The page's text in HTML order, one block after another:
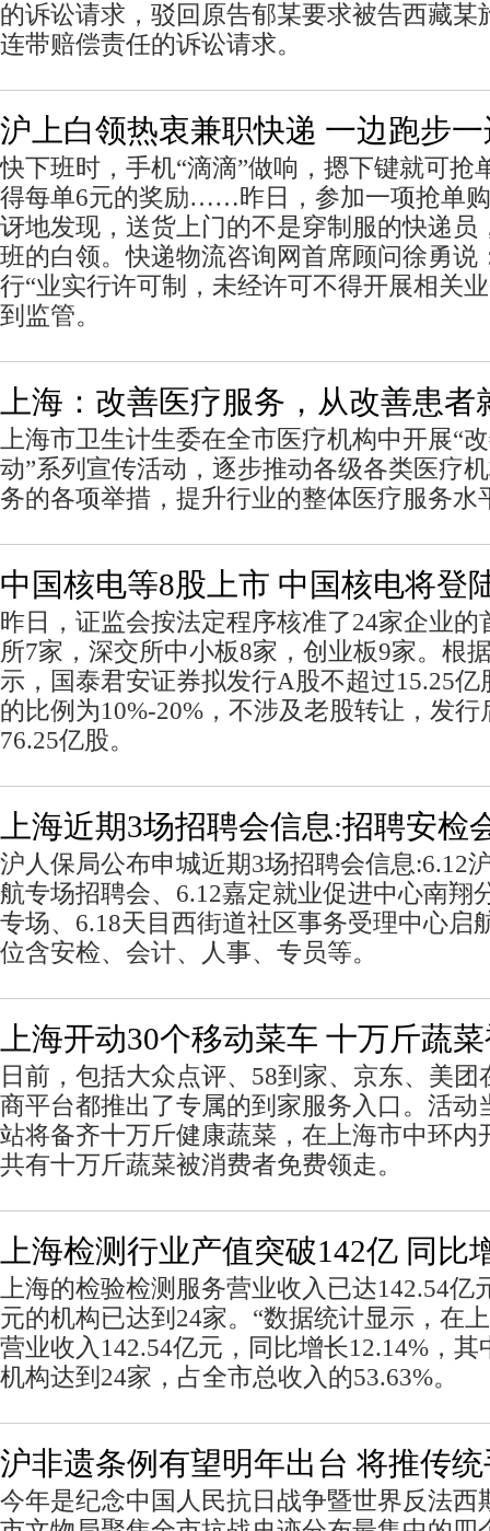
的诉讼请求，驳回原告郁某要求被告西藏某
连带赔偿责任的诉讼请求。
沪上白领热衷兼职快递 一边跑步
快下班时，手机“滴滴”做响，摁下键就可抢
得每单6元的奖励……昨日，参加一项抢单
讶地发现，送货上门的不是穿制服的快递员
班的白领。快递物流咨询网首席顾问徐勇说
行“业实行许可制，未经许可不得开展相关
到监管。
上海：改善医疗服务，从改善患
上海市卫生计生委在全市医疗机构中开展“
动”系列宣传活动，逐步推动各级各类医疗
务的各项举措，提升行业的整体医疗服务水
中国核电等8股上市 中国核电将登
昨日，证监会按法定程序核准了24家企业的
所7家，深交所中小板8家，创业板9家。根
示，国泰君安证券拟发行A股不超过15.25
的比例为10%-20%，不涉及老股转让，发
76.25亿股。
上海近期3场招聘会信息:招聘安检
沪人保局公布申城近期3场招聘会信息:6.12
航专场招聘会、6.12嘉定就业促进中心南翔
专场、6.18天目西街道社区事务受理中心启
位含安检、会计、人事、专员等。
上海开动30个移动菜车 十万斤蔬
日前，包括大众点评、58到家、京东、美
商平台都推出了专属的到家服务入口。活动
站将备齐十万斤健康蔬菜，在上海市中环内
共有十万斤蔬菜被消费者免费领走。
上海检测行业产值突破142亿 同比
上海的检验检测服务营业收入已达142.54亿
元的机构已达到24家。“数据统计显示，在
营业收入142.54亿元，同比增长12.14%，
机构达到24家，占全市总收入的53.63%。
沪非遗条例有望明年出台 将推传
今年是纪念中国人民抗日战争暨世界反法西